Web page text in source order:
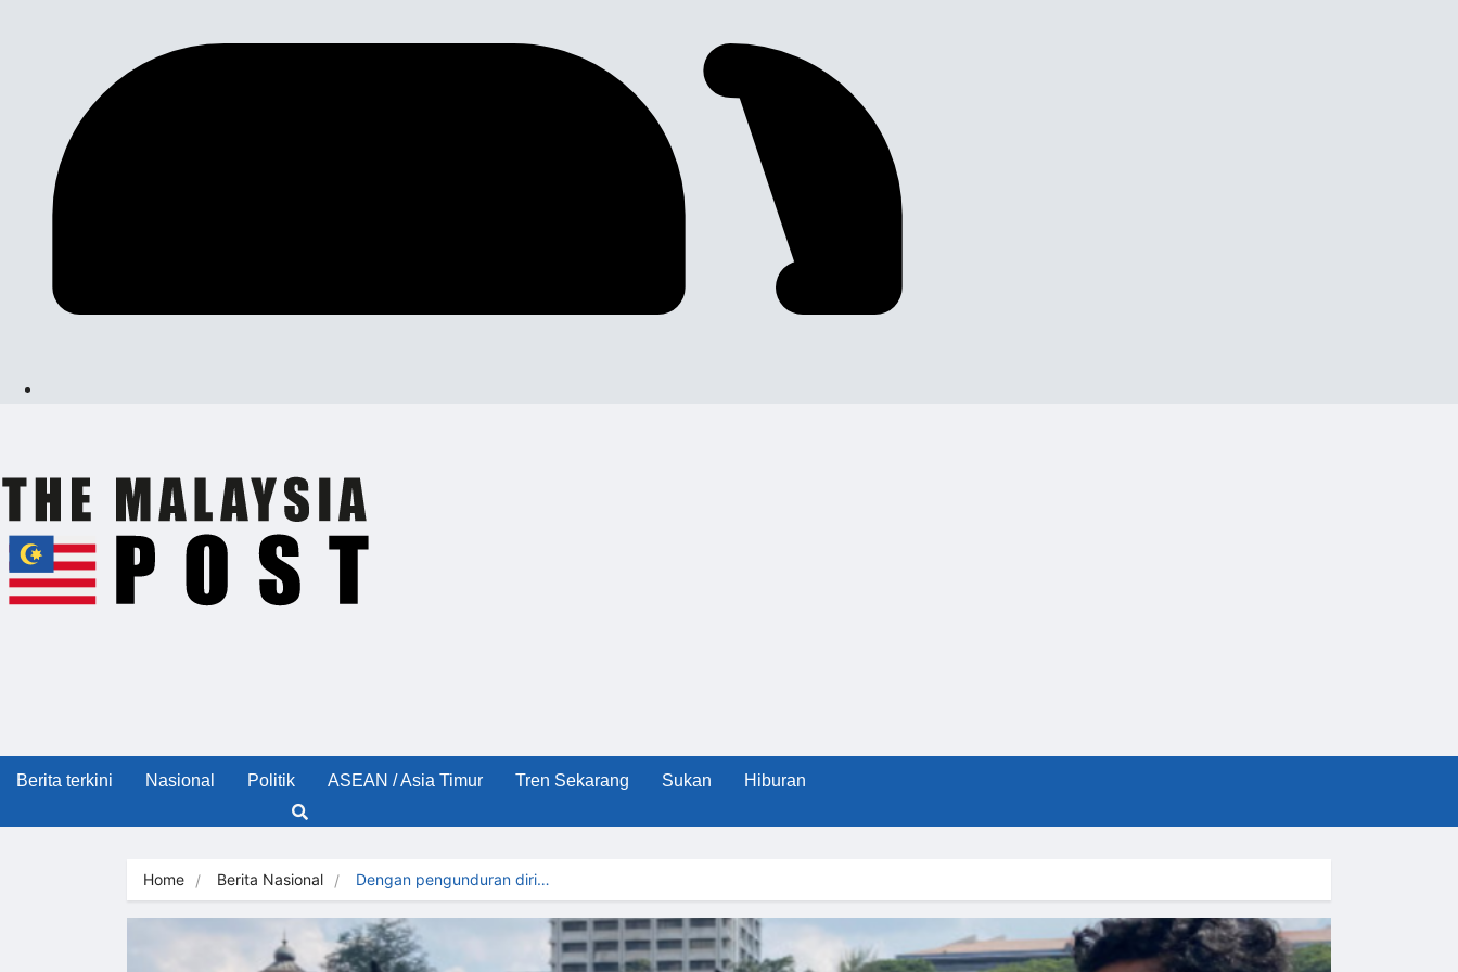
Berita terkini Nasional Politik ASEAN / Asia Timur Tren Sekarang Sukan Hiburan
Home Berita Nasional Dengan pengunduran diri…